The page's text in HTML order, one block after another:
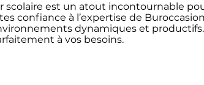
est un atout incontournable
confiance à l’expertise de
dynamiques et
à vos besoins.